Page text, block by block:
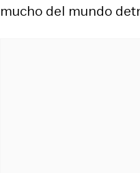
mucho del mundo